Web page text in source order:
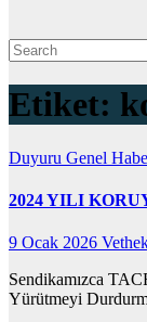
Etiket:
Duyuru Genel
2024 YILI
9 Ocak 2026
Sendikamızca
Yürütmeyi